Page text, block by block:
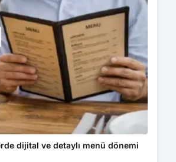
dijital ve detaylı menü dönemi